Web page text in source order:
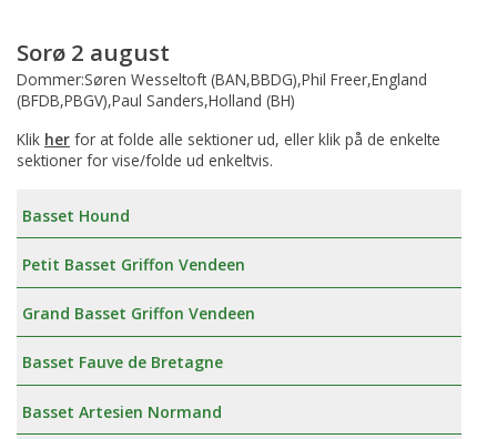
Sorø 2 august
Dommer:Søren Wesseltoft (BAN,BBDG),Phil Freer,England
(BFDB,PBGV),Paul Sanders,Holland (BH)
Klik her for at folde alle sektioner ud, eller klik på de enkelte
sektioner for vise/folde ud enkeltvis.
Basset Hound
Petit Basset Griffon Vendeen
Grand Basset Griffon Vendeen
Basset Fauve de Bretagne
Basset Artesien Normand